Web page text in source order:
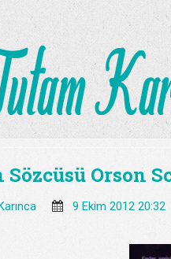
Orson
9 Ekim 2012 20:32